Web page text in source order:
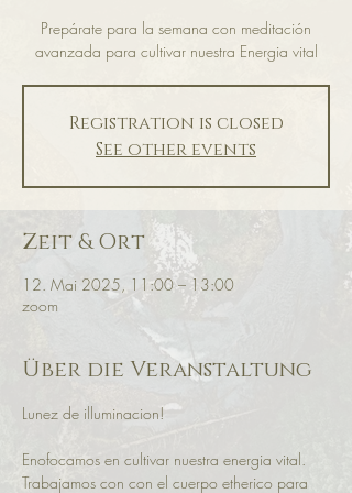
Prepárate para la semana con meditación
avanzada para cultivar nuestra Energia vital
Registration is closed
See other events
Zeit & Ort
12. Mai 2025, 11:00 – 13:00
zoom
Über die Veranstaltung
Lunez de illuminacion!
Enofocamos en cultivar nuestra energia vital.
Trabajamos con con el cuerpo etherico para